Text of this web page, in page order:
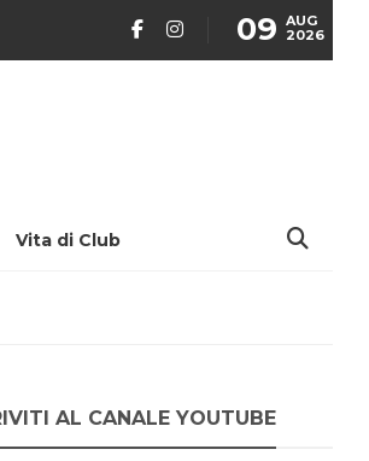
09 AUG
2026
Vita di Club
AL CANALE YOUTUBE